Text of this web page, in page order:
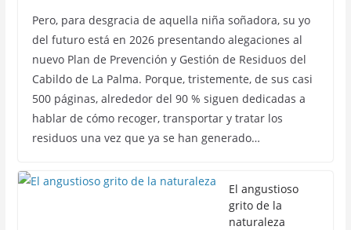
Pero, para desgracia de aquella niña soñadora, su yo
del futuro está en 2026 presentando alegaciones al
nuevo Plan de Prevención y Gestión de Residuos del
Cabildo de La Palma. Porque, tristemente, de sus casi
500 páginas, alrededor del 90 % siguen dedicadas a
hablar de cómo recoger, transportar y tratar los
residuos una vez que ya se han generado…
El angustioso
grito de la
naturaleza